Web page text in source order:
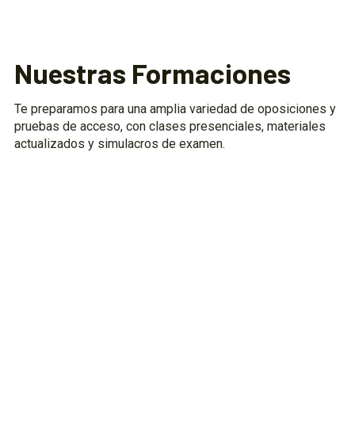
Nuestras Formaciones
Te preparamos para una amplia variedad de oposiciones y
pruebas de acceso, con clases presenciales, materiales
actualizados y simulacros de examen.